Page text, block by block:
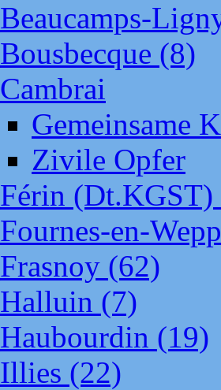
Beaucamps-
Bousbecque (8)
Cambrai
Gemeinsame
Zivile Opfer
Férin (Dt.KGST)
Fournes-en-
Frasnoy (62)
Halluin (7)
Haubourdin (19)
Illies (22)